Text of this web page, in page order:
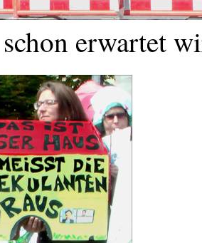
erwartet